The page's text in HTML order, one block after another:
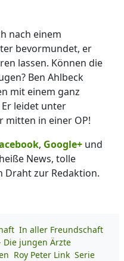
nach einem
bevormundet, er
lassen. Können die
Ben Ahlbeck
mit einem ganz
leidet unter
mitten in einer OP!
, Google+ und
News, tolle
Draht zur Redaktion.
In aller Freundschaft
jungen Ärzte
Roy Peter Link Serie